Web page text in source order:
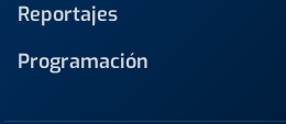
Reportajes
Programación